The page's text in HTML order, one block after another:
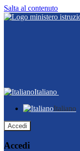
Salta al contenuto
Italiano
Italiano
Accedi
Accedi